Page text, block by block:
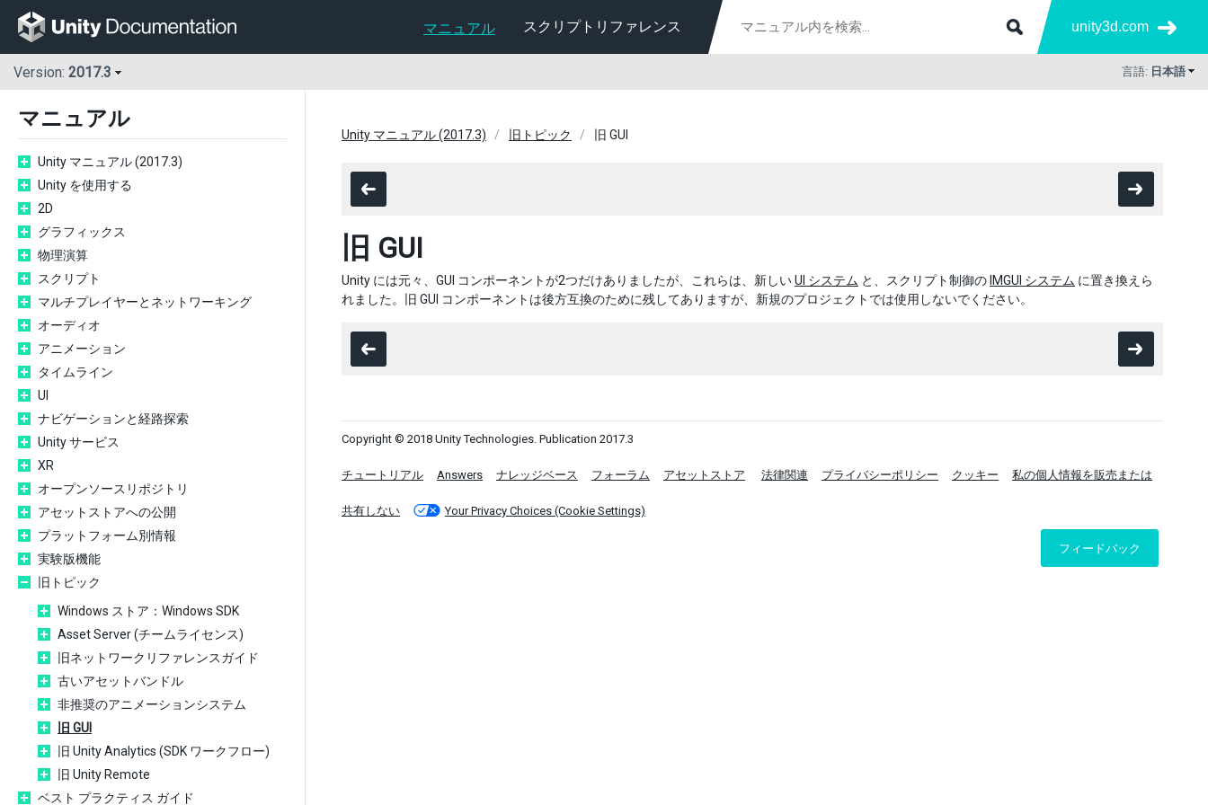
マニュアル スクリプトリファレンス unity3d.com
Version: 2017.3 言語: 日本語
マニュアル
Unity マニュアル (2017.3)
Unity を使用する
2D
グラフィックス
物理演算
スクリプト
マルチプレイヤーとネットワーキング
オーディオ
アニメーション
タイムライン
UI
ナビゲーションと経路探索
Unity サービス
XR
オープンソースリポジトリ
アセットストアへの公開
プラットフォーム別情報
実験版機能
旧トピック
Windows ストア：Windows SDK
Asset Server (チームライセンス)
旧ネットワークリファレンスガイド
古いアセットバンドル
非推奨のアニメーションシステム
旧 GUI
旧 Unity Analytics (SDK ワークフロー)
旧 Unity Remote
ベスト プラクティス ガイド
Unity マニュアル (2017.3) 旧トピック 旧 GUI
旧 GUI
Unity には元々、GUI コンポーネントが2つだけありましたが、これらは、新しいUI システム と、スクリプト制御の IMGUI システム に置き換えら
れました。旧 GUI コンポーネントは後方互換のために残してありますが、新規のプロジェクトでは使用しないでください。
Copyright © 2018 Unity Technologies. Publication 2017.3
チュートリアル Answers ナレッジベース フォーラム アセットストア 法律関連 プライバシーポリシー クッキー 私の個人情報を販売または
共有しない Your Privacy Choices (Cookie Settings)
フィードバック